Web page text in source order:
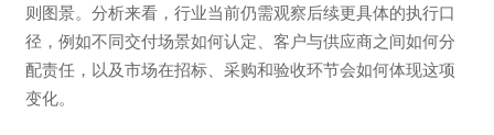
则图景。分析来看，行业当前仍需观察后续更具体的执行口
径，例如不同交付场景如何认定、客户与供应商之间如何分
配责任，以及市场在招标、采购和验收环节会如何体现这项
变化。